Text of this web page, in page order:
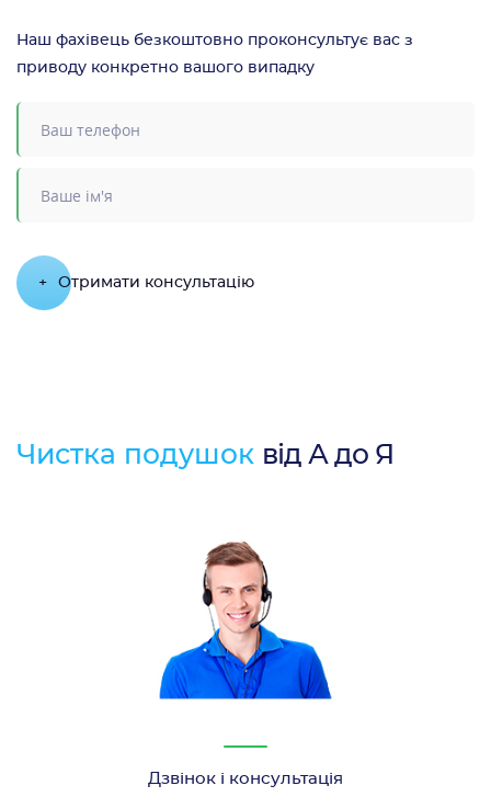
Наш фахівець безкоштовно проконсультує вас з
приводу конкретно вашого випадку
+ Отримати консультацію
Чистка подушок від А до Я
Дзвінок і консультація